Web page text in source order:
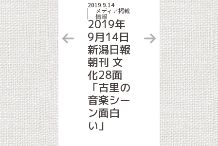
2019.9.14
メディア掲載
情報
2019年
9月14日
新潟日報
朝刊 文
化28面
「古里の
音楽シー
ン面白
い」